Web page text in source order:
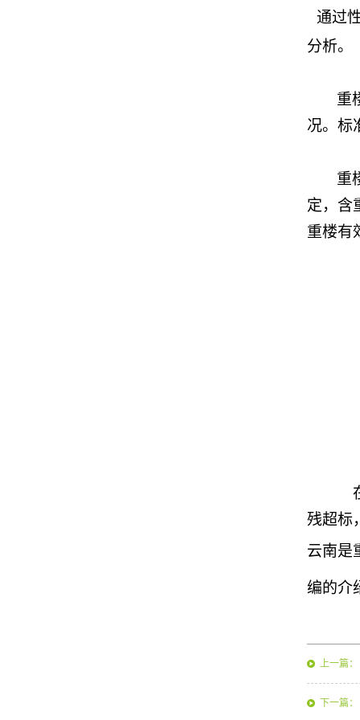
通过
分析。
重
况。标
重
定，含
重楼有
残超标
云南是
编的介
上一篇：
下一篇：